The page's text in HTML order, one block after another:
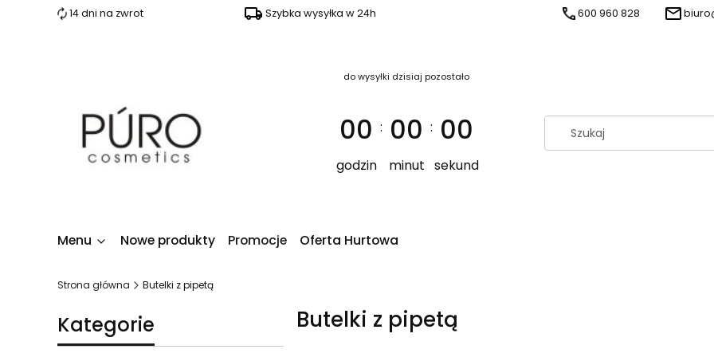
14 dni na zwrot Szybka wysyłka w 24h 600 960 828
do wysyłki dzisiaj pozostało
00
godzin
: 00
minut
: 00
sekund
Menu Nowe produkty Promocje Oferta Hurtowa
Strona główna Butelki z pipetą
Kategorie Butelki z pipetą